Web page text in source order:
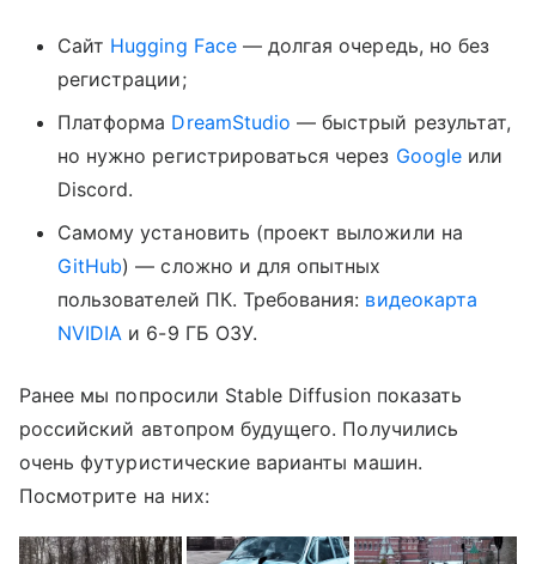
Сайт Hugging Face— долгая очередь, но без
регистрации;
Платформа DreamStudio — быстрый результат,
но нужно регистрироваться через Googleили
Discord.
Самому установить (проект выложили на
GitHub) — сложно и для опытных
пользователей ПК. Требования: видеокарта
NVIDIA и 6-9 ГБ ОЗУ.
Ранее мы попросили Stable Diffusion показать
российский автопром будущего. Получились
очень футуристические варианты машин.
Посмотрите на них: